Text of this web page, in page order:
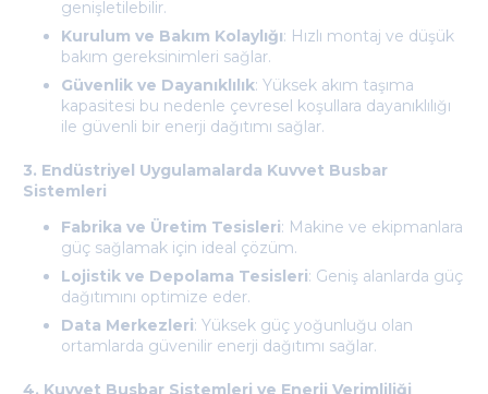
genişletilebilir.
Kurulum ve Bakım Kolaylığı: Hızlı montaj ve düşük
bakım gereksinimleri sağlar.
Güvenlik ve Dayanıklılık: Yüksek akım taşıma
kapasitesi bu nedenle çevresel koşullara dayanıklılığı
ile güvenli bir enerji dağıtımı sağlar.
3. Endüstriyel Uygulamalarda Kuvvet Busbar
Sistemleri
Fabrika ve Üretim Tesisleri: Makine ve ekipmanlara
güç sağlamak için ideal çözüm.
Lojistik ve Depolama Tesisleri: Geniş alanlarda güç
dağıtımını optimize eder.
Data Merkezleri: Yüksek güç yoğunluğu olan
ortamlarda güvenilir enerji dağıtımı sağlar.
4. Kuvvet Busbar Sistemleri ve Enerji Verimliliği